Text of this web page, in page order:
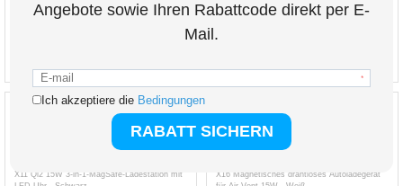
inkl. 19 % MwSt. zzgl.
inkl. 19 % MwSt. zzgl.
X11 Qi2 15W 3-in-1-MagSafe-Ladestation mit
X16 Magnetisches drahtloses Autoladegerät